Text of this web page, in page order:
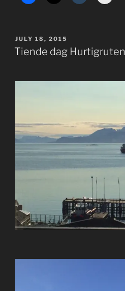
POSTED
ON
JULY 18, 2015
Tiende dag Hurtigruten